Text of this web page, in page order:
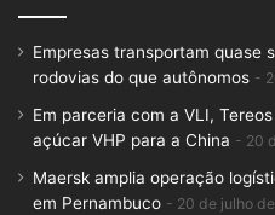
Empresas transportam quase
rodovias do que autônomos
Em parceria com a VLI,
açúcar VHP para a China
20
Maersk amplia operação
em Pernambuco
20 de julho